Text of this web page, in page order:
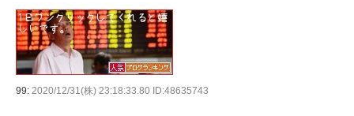
99: 2020/12/31(株) 23:18:33.80 ID:48635743